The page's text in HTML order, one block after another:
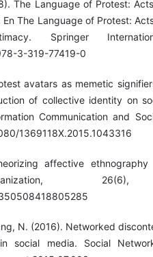
The Language of Protest:
The Language of Protest:
Springer
3-319-77419-0
avatars as memetic
of collective identity on
Communication and
1369118X.2015.1043316
affective
26(6),
N. (2016). Networked
social media. Social